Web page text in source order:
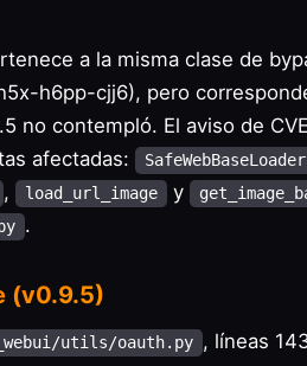
a la misma clase de
h6pp-cjj6), pero
no contempló. El aviso de
afectadas:
, load_url_image y
.
(v0.9.5)
utils/oauth.py , líneas